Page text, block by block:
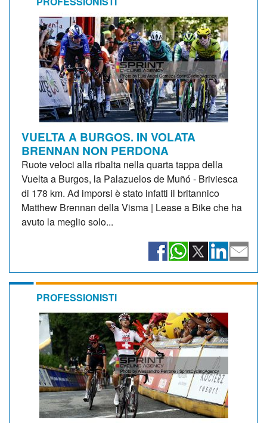
VUELTA A BURGOS. IN VOLATA
BRENNAN NON PERDONA
Ruote veloci alla ribalta nella quarta tappa della
Vuelta a Burgos, la Palazuelos de Muñó - Briviesca
di 178 km. Ad imporsi è stato infatti il britannico
Matthew Brennan della Visma | Lease a Bike che ha
avuto la meglio solo...
PROFESSIONISTI